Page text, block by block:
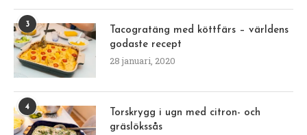
3
Tacogratäng med köttfärs – världens
godaste recept
28 januari, 2020
4
Torskrygg i ugn med citron- och
gräslökssås